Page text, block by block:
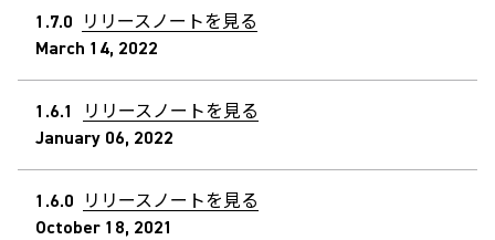
1.7.0 リリースノートを見る
March 14, 2022
1.6.1
リリースノートを見る
January 06, 2022
1.6.0 リリースノートを見る
October 18, 2021